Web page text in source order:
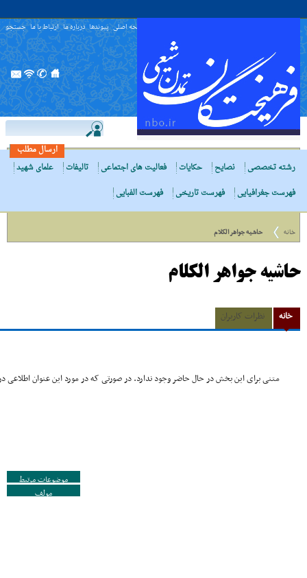
صفحه اصلی پیوندها درباره ما ارتباط با ما جستجو
ارسال مطلب
رشته تخصصی
نصایح حکایات فعالیت های اجتماعی تالیفات
علمای شهید
فهرست جغرافیایی
فهرست تاریخی فهرست الفبایی
خانه حاشیه جواهر الکلام
حاشیه جواهر الکلام
خانه نظرات کاربران
متنی برای این بخش در حال حاضر وجود ندارد. در صورتی که در مورد این عنوان اطلاعی
موضوعات مرتبط
مولف